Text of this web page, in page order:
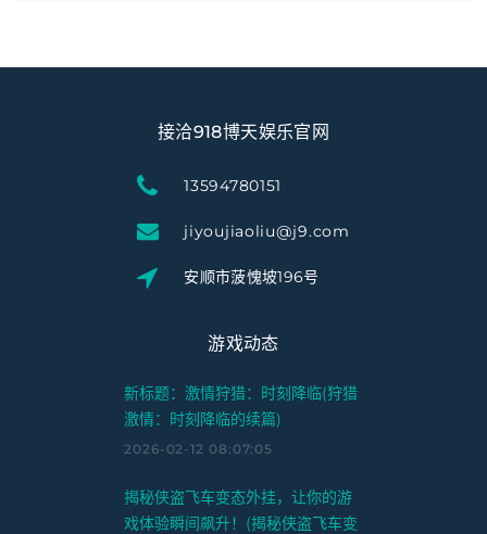
接洽918博天娱乐官网
13594780151
jiyoujiaoliu@j9.com
安顺市菠愧坡196号
游戏动态
新标题：激情狩猎：时刻降临(狩猎
激情：时刻降临的续篇)
2026-02-12 08:07:05
揭秘侠盗飞车变态外挂，让你的游
戏体验瞬间飙升！(揭秘侠盗飞车变